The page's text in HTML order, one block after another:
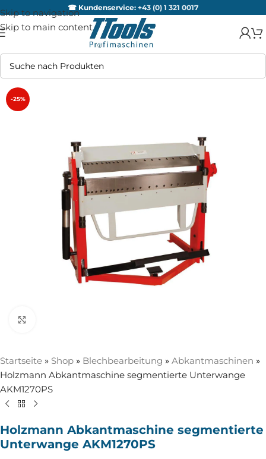
Skip to navigation
Skip to main content
☎ Kundenservice: +43 (0) 1 321 0017
-25%
Startseite » Shop » Blechbearbeitung » Abkantmaschinen »
Holzmann Abkantmaschine segmentierte Unterwange
AKM1270PS
Holzmann Abkantmaschine segmentierte
Unterwange AKM1270PS